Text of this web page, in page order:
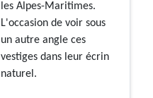
les Alpes-Maritimes.
L'occasion de voir sous
un autre angle ces
vestiges dans leur écrin
naturel.